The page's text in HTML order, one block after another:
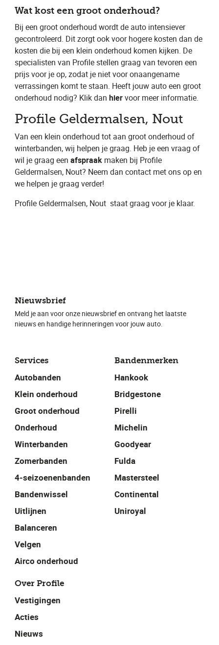
Wat kost een groot onderhoud?
Bij een groot onderhoud wordt de auto intensiever
gecontroleerd. Dit zorgt ook voor hogere kosten dan de
kosten die bij een klein onderhoud komen kijken. De
specialisten van Profile stellen graag van tevoren een
prijs voor je op, zodat je niet voor onaangename
verrassingen komt te staan. Heeft jouw auto een groot
onderhoud nodig? Klik dan ​ hier​ voor meer informatie.
Profile Geldermalsen, Nout
Van een klein onderhoud tot aan groot onderhoud of
winterbanden, wij helpen je graag. Heb je een vraag of
wil je graag een ​ afspraak ​ maken bij Profile
Geldermalsen, Nout​? Neem dan contact met ons op en
we helpen je graag verder!
Profile Geldermalsen, Nout ​ staat graag voor je klaar.
Services
Autobanden
Klein onderhoud
Groot onderhoud
Onderhoud
Winterbanden
Zomerbanden
4-seizoenenbanden
Bandenwissel
Uitlijnen
Balanceren
Velgen
Airco onderhoud
Bandenmerken
Hankook
Bridgestone
Pirelli
Michelin
Goodyear
Fulda
Mastersteel
Continental
Uniroyal
Over Profile
Vestigingen
Acties
Nieuws
Nieuwsbrief
Meld je aan voor onze nieuwsbrief en ontvang het laatste
nieuws en handige herinneringen voor jouw auto.